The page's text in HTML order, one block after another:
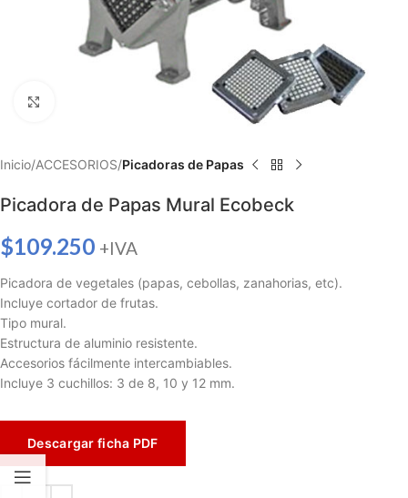
Inicio ACCESORIOS Picadoras de Papas
Picadora de Papas Mural Ecobeck
$109.250 +IVA
Picadora de vegetales (papas, cebollas, zanahorias, etc).
Incluye cortador de frutas.
Tipo mural.
Estructura de aluminio resistente.
Accesorios fácilmente intercambiables.
Incluye 3 cuchillos: 3 de 8, 10 y 12 mm.
Descargar ficha PDF